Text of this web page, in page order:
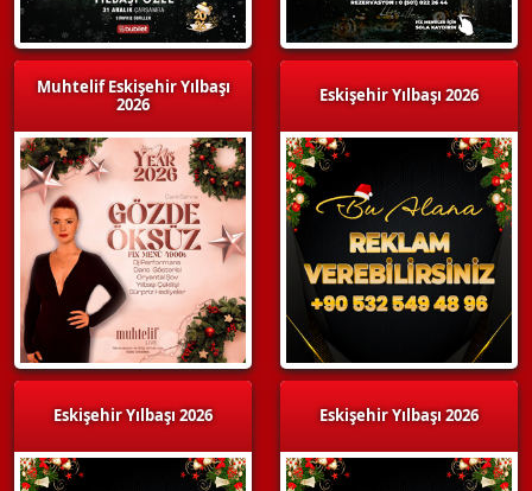
Muhtelif Eskişehir Yılbaşı
2026
Eskişehir Yılbaşı 2026
Eskişehir Yılbaşı 2026
Eskişehir Yılbaşı 2026